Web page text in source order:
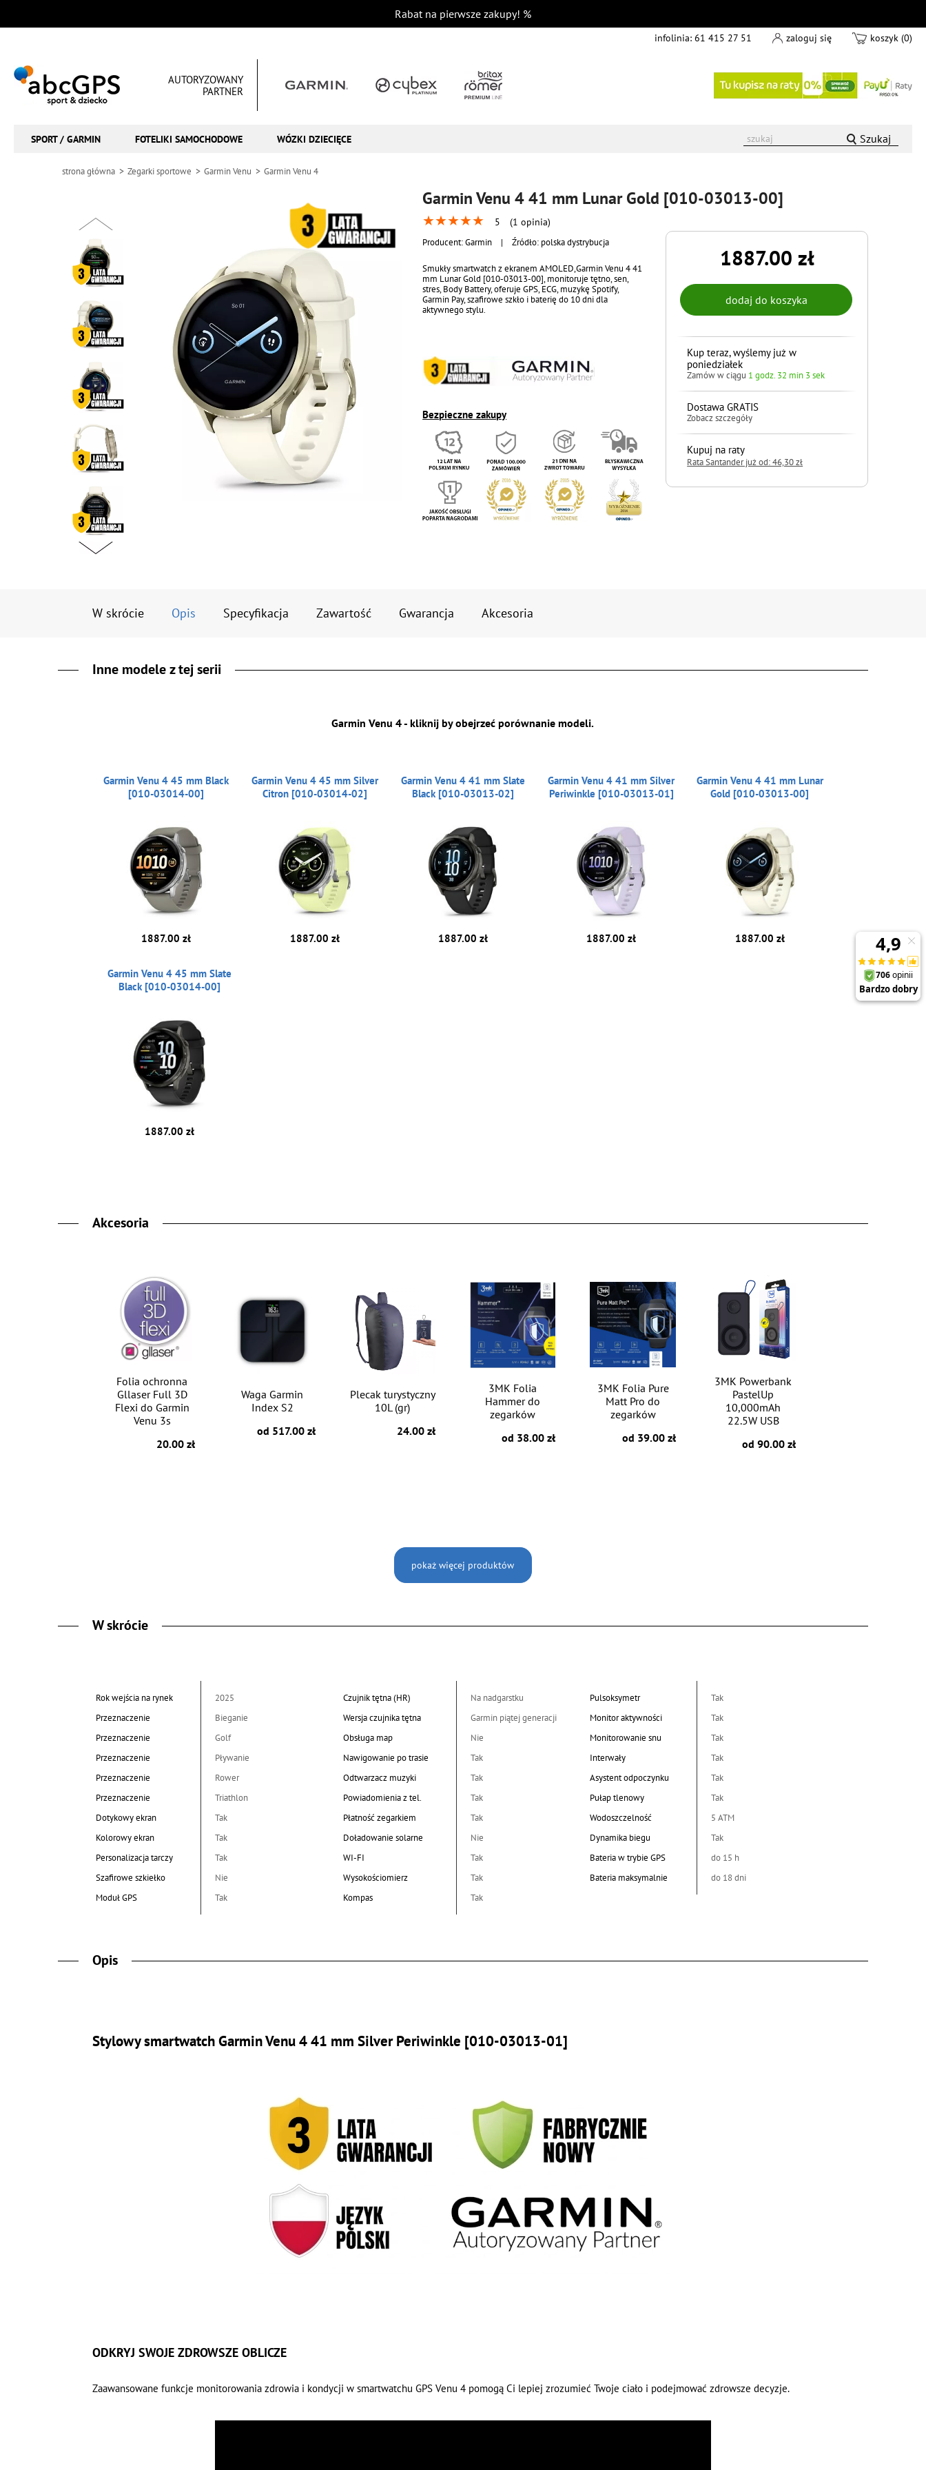
Rabat na pierwsze zakupy! %
infolinia: 61 415 27 51 zaloguj się koszyk (0)
AUTORYZOWANY
PARTNER
SPORT / GARMIN FOTELIKI SAMOCHODOWE WÓZKI DZIECIĘCE Szukaj
strona główna Zegarki sportowe Garmin Venu Garmin Venu 4
Garmin Venu 4 41 mm Lunar Gold [010-03013-00]
★★★★★ 5 (1 opinia)
Producent:Garmin | Źródło: polska dystrybucja
Smukły smartwatch z ekranem AMOLED,Garmin Venu 4 41
mm Lunar Gold [010-03013-00], monitoruje tętno, sen,
stres, Body Battery, oferuje GPS, ECG, muzykę Spotify,
Garmin Pay, szafirowe szkło i baterię do 10 dni dla
aktywnego stylu.
Bezpieczne zakupy
1887.00 zł
Kup teraz, wyślemy już w
poniedziałek
Zamów w ciągu 1 godz. 32 min 1 sek
Dostawa GRATIS
Zobacz szczegóły
Kupuj na raty
Rata Santander już od: 46,30 zł
W skrócie Opis Specyfikacja Zawartość Gwarancja Akcesoria
Inne modele z tej serii
Garmin Venu 4 - kliknij by obejrzeć porównanie modeli.
Garmin Venu 4 45 mm Black
[010-03014-00]
1887.00 zł
Garmin Venu 4 45 mm Silver
Citron [010-03014-02]
1887.00 zł
Garmin Venu 4 41 mm Slate
Black [010-03013-02]
1887.00 zł
Garmin Venu 4 41 mm Silver
Periwinkle [010-03013-01]
1887.00 zł
Garmin Venu 4 41 mm Lunar
Gold [010-03013-00]
1887.00 zł
Garmin Venu 4 45 mm Slate
Black [010-03014-00]
1887.00 zł
Akcesoria
Folia ochronna
Gllaser Full 3D
Flexi do Garmin
Venu 3s
20.00 zł
Waga Garmin
Index S2
od 517.00 zł
Plecak turystyczny
10L (gr)
24.00 zł
3MK Folia
Hammer do
zegarków
od 38.00 zł
3MK Folia Pure
Matt Pro do
zegarków
od 39.00 zł
3MK Powerbank
PastelUp
10,000mAh
22.5W USB
od 90.00 zł
pokaż więcej produktów
W skrócie
Rok wejścia na rynek
2025
Przeznaczenie
Bieganie
Przeznaczenie
Golf
Przeznaczenie
Pływanie
Przeznaczenie
Rower
Przeznaczenie
Triathlon
Dotykowy ekran
Tak
Kolorowy ekran
Tak
Personalizacja tarczy
Tak
Szafirowe szkiełko
Nie
Moduł GPS
Tak
Czujnik tętna (HR)
Na nadgarstku
Wersja czujnika tętna
Garmin piątej generacji
Obsługa map
Nie
Nawigowanie po trasie
Tak
Odtwarzacz muzyki
Tak
Powiadomienia z tel.
Tak
Płatność zegarkiem
Tak
Doładowanie solarne
Nie
WI-FI
Tak
Wysokościomierz
Tak
Kompas
Tak
Pulsoksymetr
Tak
Monitor aktywności
Tak
Monitorowanie snu
Tak
Interwały
Tak
Asystent odpoczynku
Tak
Pułap tlenowy
Tak
Wodoszczelność
5 ATM
Dynamika biegu
Tak
Bateria w trybie GPS
do 15 h
Bateria maksymalnie
do 18 dni
Opis
Stylowy smartwatch Garmin Venu 4 41 mm Silver Periwinkle [010-03013-01]
ODKRYJ SWOJE ZDROWSZE OBLICZE
Zaawansowane funkcje monitorowania zdrowia i kondycji w smartwatchu GPS Venu 4 pomogą Ci lepiej zrozumieć Twoje ciało i podejmować zdrowsze decyzje.